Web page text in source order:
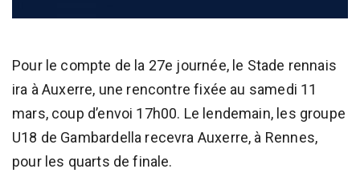
Pour le compte de la 27e journée, le Stade rennais
ira à Auxerre, une rencontre fixée au samedi 11
mars, coup d’envoi 17h00. Le lendemain, les groupe
U18 de Gambardella recevra Auxerre, à Rennes,
pour les quarts de finale.